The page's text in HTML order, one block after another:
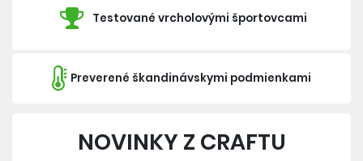
Testované vrcholovými športovcami
Preverené škandinávskymi podmienkami
NOVINKY Z CRAFTU